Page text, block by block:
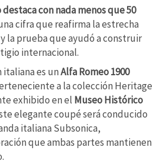
con nada menos que 50
cifra que reafirma la estrecha
la prueba que ayudó a construir
internacional.
italiana es unAlfa Romeo 1900
a la colección Heritage
exhibido en el Museo Histórico
elegante coupé será conducido
italiana Subsonica,
que ambas partes mantienen